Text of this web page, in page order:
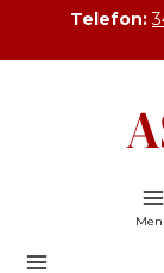
Telefon: